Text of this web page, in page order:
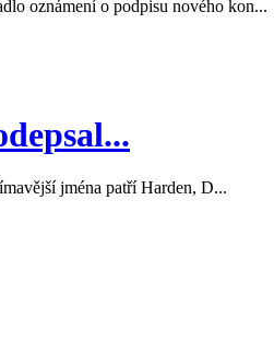
oznámení o podpisu nového kon...
jména patří Harden, D...